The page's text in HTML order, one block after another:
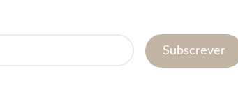
Subscrever